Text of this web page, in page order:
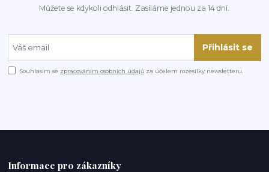
Můžete se kdykoli odhlásit. Zasíláme jednou za 14 dní.
Přihlásit se
Souhlasím se zpracováním osobních údajů za účelem rozesílky newsletteru.
Informace pro zákazníky